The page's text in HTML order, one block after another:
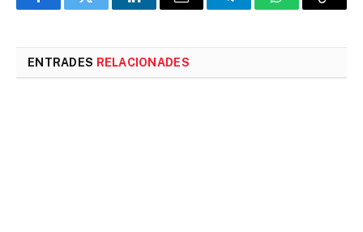
FacebookTwitter LinkedInEmail TelegramWhatsAppCopia
ENTRADES RELACIONADES